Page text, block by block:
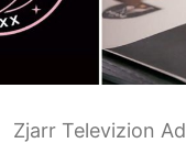
Zjarr Televizion Ad